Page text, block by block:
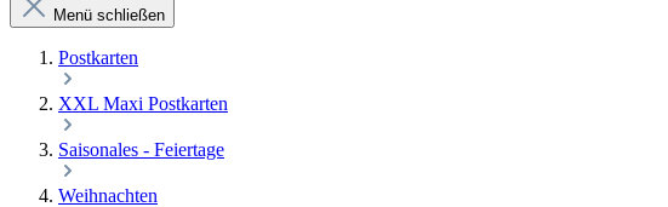
Menü schließen
Postkarten
XXL Maxi Postkarten
Saisonales - Feiertage
Weihnachten